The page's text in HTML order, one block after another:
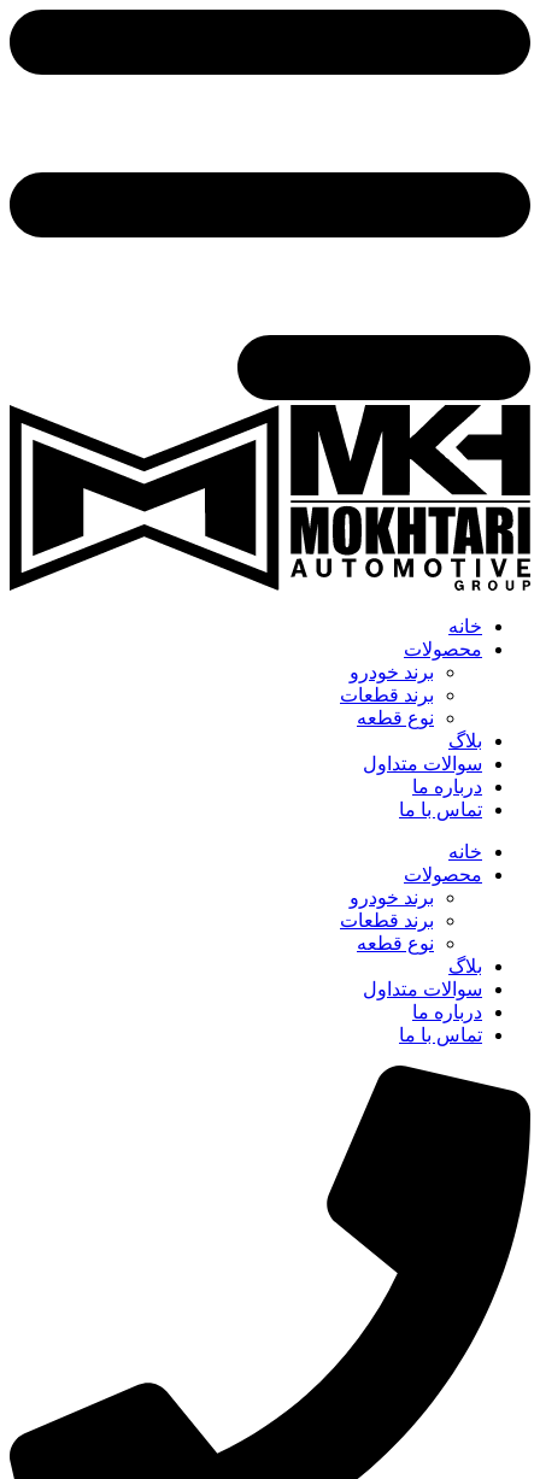
خانه
محصولات
برند خودرو
برند قطعات
نوع قطعه
بلاگ
سوالات متداول
درباره ما
تماس با ما
خانه
محصولات
برند خودرو
برند قطعات
نوع قطعه
بلاگ
سوالات متداول
درباره ما
تماس با ما